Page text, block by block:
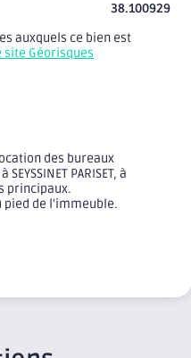
38.100929
auxquels ce bien est
site Géorisques
des bureaux
PARISET, à
principaux.
pied de l'immeuble.